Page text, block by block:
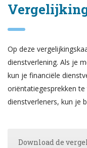
Op deze
dienstverlening. Als je
kun je financiële
oriëntatiegesprekken
dienstverleners, kun je
Download de